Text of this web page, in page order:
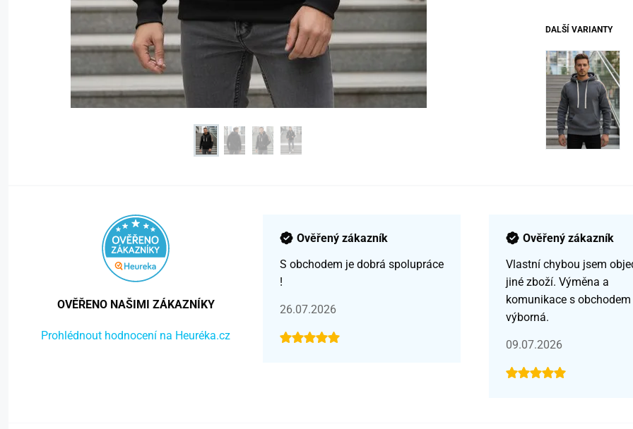
DALŠÍ VARIANTY
OVĚŘENO NAŠIMI ZÁKAZNÍKY
Prohlédnout hodnocení na Heuréka.cz
Ověřený zákazník
S obchodem je dobrá spolupráce
!
26.07.2026
Ověřený zákazník
Vlastní chybou jsem
jiné zboží. Výměna a
komunikace s obchodem
výborná.
09.07.2026